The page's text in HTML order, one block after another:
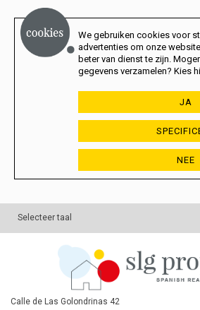
We gebruiken cookies voor
advertenties om onze
beter van dienst te zijn.
gegevens verzamelen? Kies
JA
NEE
Selecteer taal
Calle de Las Golondrinas 42